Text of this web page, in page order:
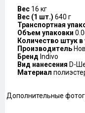
Вес 16 кг
Вес (1 шт.) 640 г
Транспортная
Объем упаковки
Количество штук в
Производитель
Бренд Indivo
Вид нанесения D-
Материал
Дополнительные